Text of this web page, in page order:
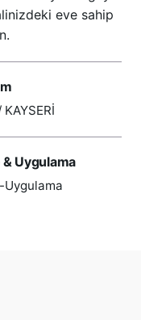
eve sahip
KAYSERİ
& Uygulama
Uygulama